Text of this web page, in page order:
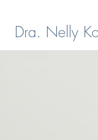
Dra. Nelly